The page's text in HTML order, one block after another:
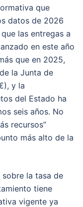
que
datos de 2026
las entregas a
en este año
que en 2025,
la Junta de
y la
del Estado ha
seis años. No
recursos”
más alto de la
la tasa de
tiene
vigente ya